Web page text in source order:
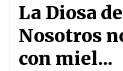
La Diosa
Nosotros
con miel...